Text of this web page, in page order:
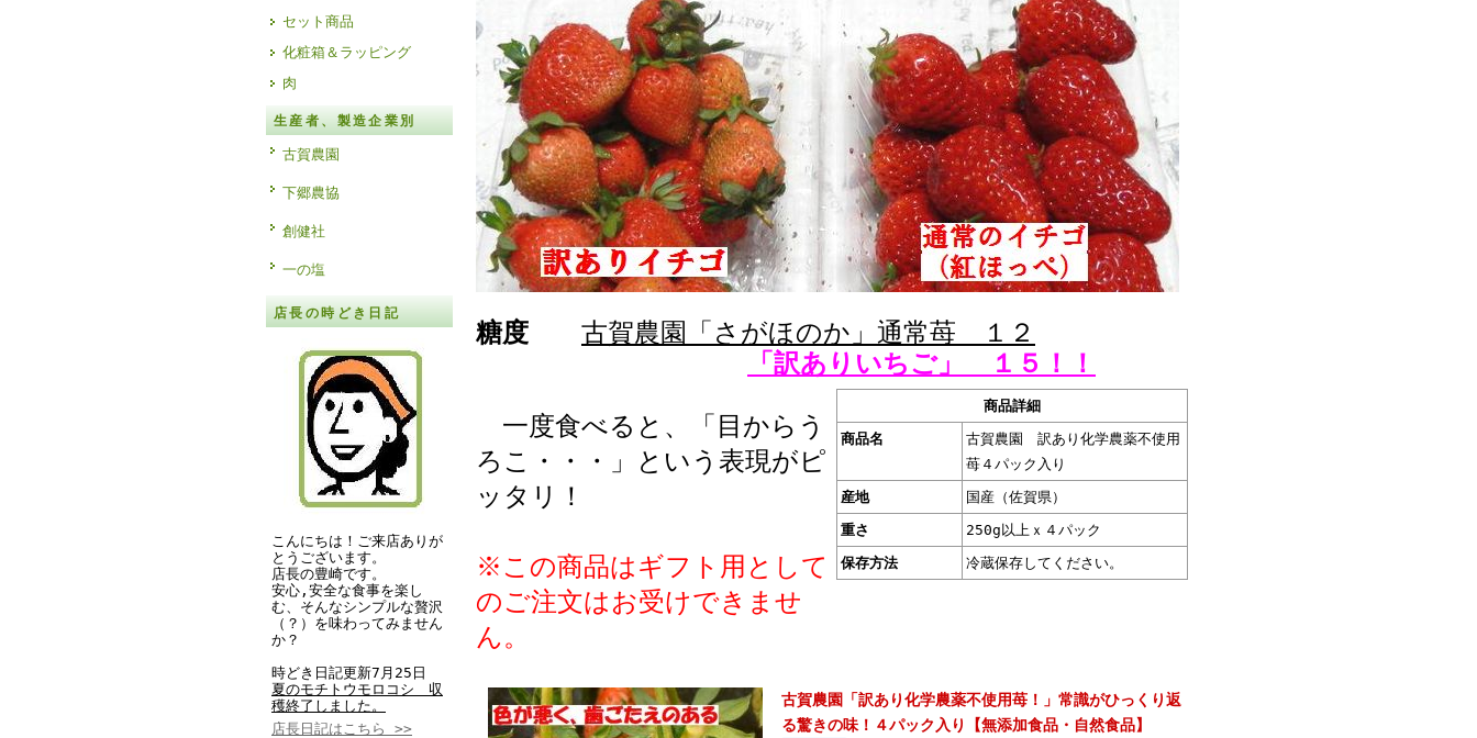
セット商品
化粧箱＆ラッピング
肉
生産者、製造企業別
古賀農園
下郷農協
創健社
一の塩
店長の時どき日記
こんにちは！ご来店ありが
とうございます。
店長の豊崎です。
安心,安全な食事を楽し
む、そんなシンプルな贅沢
（？）を味わってみません
か？
時どき日記更新7月25日
夏のモチトウモロコシ 収
穫終了しました。
店長日記はこちら >>
糖度
古賀農園「さがほのか」通常苺 １２
「訳ありいちご」 １５！！
一度食べると、「目からう
ろこ・・・」という表現がピ
ッタリ！
※この商品はギフト用として
のご注文はお受けできませ
ん。
商品詳細
商品名
古賀農園 訳あり化学農薬不使用
苺４パック入り
産地
国産（佐賀県）
重さ
250g以上ｘ４パック
保存方法
冷蔵保存してください。
古賀農園「訳あり化学農薬不使用苺！」常識がひっくり返
る驚きの味！４パック入り【無添加食品・自然食品】